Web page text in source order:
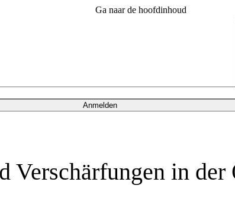
Ga naar de hoofdinhoud
Anmelden
Verschärfungen in der